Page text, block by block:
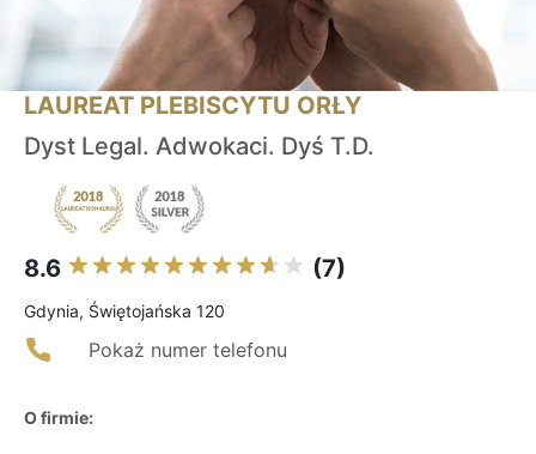
LAUREAT PLEBISCYTU ORŁY
Dyst Legal. Adwokaci. Dyś T.D.
8.6 (7)
Gdynia, Świętojańska 120
Pokaż numer telefonu
O firmie: